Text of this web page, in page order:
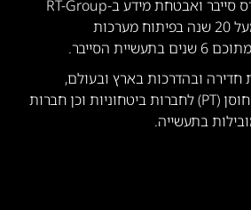
מרצה וראש קורס סייבר ואבטחת מידע ב-RT-Group
בעל ניסיון של מעל 20 שנה בפיתוח מערכות
הסייבר.
חדירה ובהדרכות בארץ ובעולם,
בביצוע בדיקות חוסן (PT) לחברות ביטחוניות וכן חברות